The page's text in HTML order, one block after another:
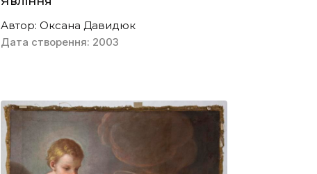
Автор: Оксана Давидюк
Дата створення: 2003